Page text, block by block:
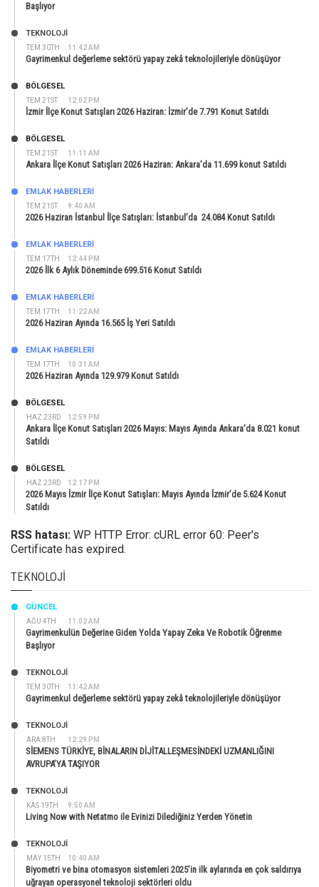
Başlıyor
TEM 30TH 11:42 AM
TEKNOLOJİ
Gayrimenkul değerleme sektörü yapay zekâ teknolojileriyle dönüşüyor
TEM 21ST 12:02 PM
BÖLGESEL
İzmir İlçe Konut Satışları 2026 Haziran: İzmir’de 7.791 Konut Satıldı
TEM 21ST 11:11 AM
BÖLGESEL
Ankara İlçe Konut Satışları 2026 Haziran: Ankara’da 11.699 konut Satıldı
TEM 21ST 9:40 AM
EMLAK HABERLERI
2026 Haziran İstanbul İlçe Satışları: İstanbul’da 24.084 Konut Satıldı
TEM 17TH 12:44 PM
EMLAK HABERLERI
2026 İlk 6 Aylık Döneminde 699.516 Konut Satıldı
TEM 17TH 11:22 AM
EMLAK HABERLERI
2026 Haziran Ayında 16.565 İş Yeri Satıldı
TEM 17TH 10:31 AM
EMLAK HABERLERI
2026 Haziran Ayında 129.979 Konut Satıldı
HAZ 23RD 12:59 PM
BÖLGESEL
Ankara İlçe Konut Satışları 2026 Mayıs: Mayıs Ayında Ankara’da 8.021 konut
Satıldı
HAZ 23RD 12:17 PM
BÖLGESEL
2026 Mayıs İzmir İlçe Konut Satışları: Mayıs Ayında İzmir’de 5.624 Konut
Satıldı
RSS hatası: WP HTTP Error: cURL error 60: Peer's
Certificate has expired.
TEKNOLOJI
AĞU 4TH 11:02 AM
GÜNCEL
Gayrimenkulün Değerine Giden Yolda Yapay Zeka Ve Robotik Öğrenme
Başlıyor
TEM 30TH 11:42 AM
TEKNOLOJİ
Gayrimenkul değerleme sektörü yapay zekâ teknolojileriyle dönüşüyor
ARA 8TH 12:29 PM
TEKNOLOJİ
SİEMENS TÜRKİYE, BİNALARIN DİJİTALLEŞMESİNDEKİ UZMANLIĞINI
AVRUPA’YA TAŞIYOR
KAS 19TH 9:50 AM
TEKNOLOJİ
Living Now with Netatmo ile Evinizi Dilediğiniz Yerden Yönetin
MAY 15TH 10:40 AM
TEKNOLOJİ
Biyometri ve bina otomasyon sistemleri 2025’in ilk aylarında en çok saldırıya
uğrayan operasyonel teknoloji sektörleri oldu